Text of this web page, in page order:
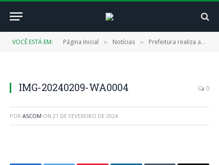
VOCÊ ESTÁ EM: Página Inicial » Notícias » Prefeitura realiza ação no carnaval pelos direitos das crianças e adolescentes
IMG-20240209-WA0004 0
POR ASCOM ON 21 DE FEVEREIRO DE 2024